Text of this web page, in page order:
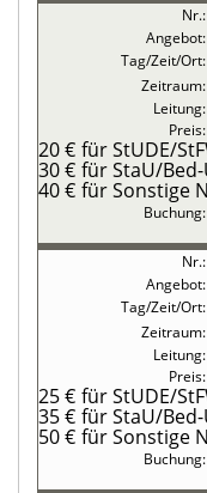
20 € für StUDE/
30 € für StaU/
40 € für Sonstige
25 € für StUDE/
35 € für StaU/
50 € für Sonstige